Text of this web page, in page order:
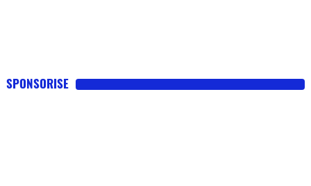
SPONSORISE